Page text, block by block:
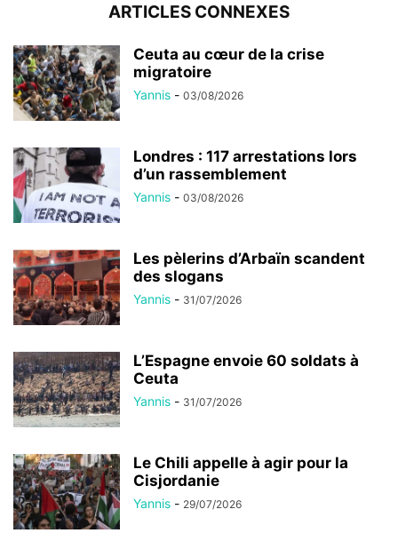
ARTICLES CONNEXES
Ceuta au cœur de la crise
migratoire
Yannis - 03/08/2026
Londres : 117 arrestations lors
d’un rassemblement
Yannis - 03/08/2026
Les pèlerins d’Arbaïn scandent
des slogans
Yannis - 31/07/2026
L’Espagne envoie 60 soldats à
Ceuta
Yannis - 31/07/2026
Le Chili appelle à agir pour la
Cisjordanie
Yannis - 29/07/2026